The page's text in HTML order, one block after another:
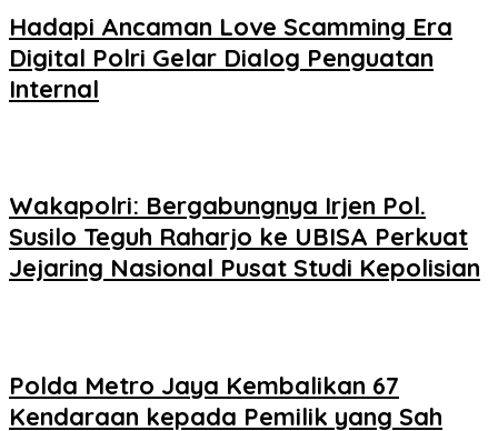
Hadapi Ancaman Love Scamming Era
Digital Polri Gelar Dialog Penguatan
Internal
Wakapolri: Bergabungnya Irjen Pol.
Susilo Teguh Raharjo ke UBISA Perkuat
Jejaring Nasional Pusat Studi Kepolisian
Polda Metro Jaya Kembalikan 67
Kendaraan kepada Pemilik yang Sah